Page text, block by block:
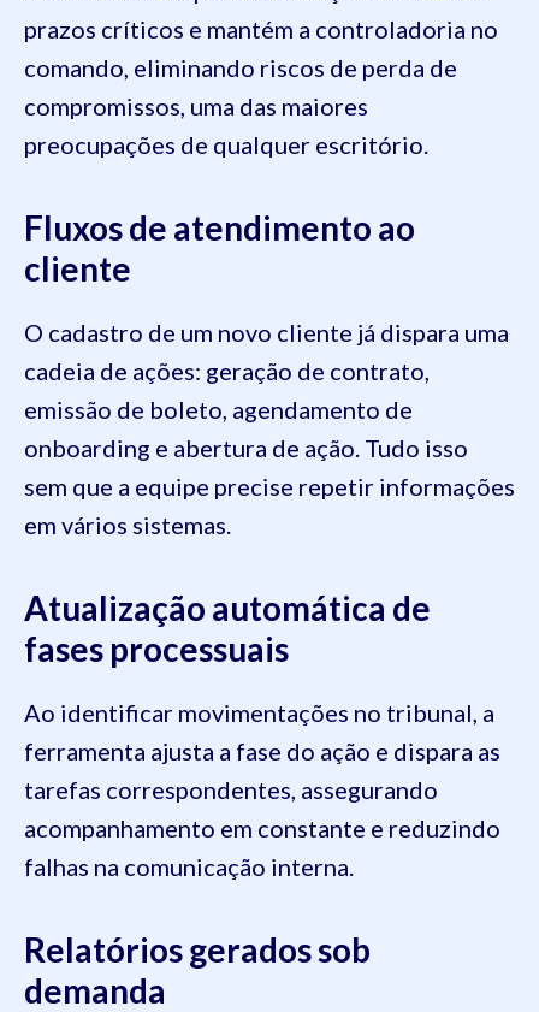
prazos críticos e mantém a controladoria no
comando, eliminando riscos de perda de
compromissos, uma das maiores
preocupações de qualquer escritório.
Fluxos de atendimento ao
cliente
O cadastro de um novo cliente já dispara uma
cadeia de ações: geração de contrato,
emissão de boleto, agendamento de
onboarding e abertura de ação. Tudo isso
sem que a equipe precise repetir informações
em vários sistemas.
Atualização automática de
fases processuais
Ao identificar movimentações no tribunal, a
ferramenta ajusta a fase do ação e dispara as
tarefas correspondentes, assegurando
acompanhamento em constante e reduzindo
falhas na comunicação interna.
Relatórios gerados sob
demanda